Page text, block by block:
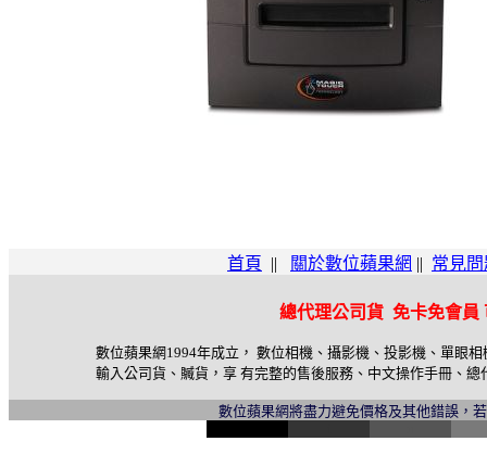
首頁 || 關於數位蘋果網 || 常見
總代理公司貨 免卡免會
數位蘋果網1994年成立， 數位相機、攝影機、投影機、單眼
輸入公司貨、贓貨，享 有完整的售後服務、中文操作手冊、
數位蘋果網將盡力避免價格及其他錯誤，